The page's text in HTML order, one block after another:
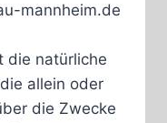
mannheim.de
die natürliche
allein oder
die Zwecke